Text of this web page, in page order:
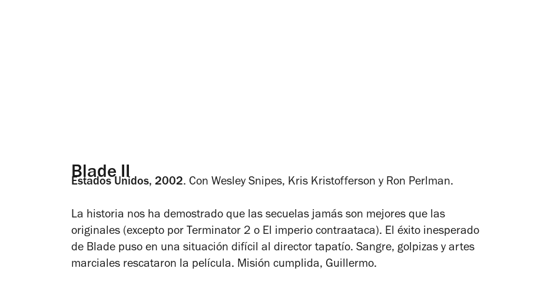
Blade II
Estados Unidos, 2002. Con Wesley Snipes, Kris Kristofferson y Ron Perlman.
La historia nos ha demostrado que las secuelas jamás son mejores que las
originales (excepto por Terminator 2 o El imperio contraataca). El éxito inesperado
de Blade puso en una situación difícil al director tapatío. Sangre, golpizas y artes
marciales rescataron la película. Misión cumplida, Guillermo.